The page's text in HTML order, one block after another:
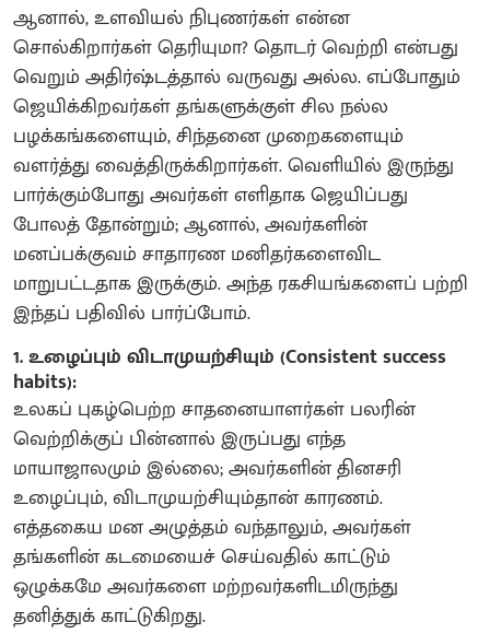
ஆனால், உளவியல் நிபுணர்கள் என்ன
சொல்கிறார்கள் தெரியுமா? தொடர் வெற்றி என்பது
வெறும் அதிர்ஷ்டத்தால் வருவது அல்ல. எப்போதும்
ஜெயிக்கிறவர்கள் தங்களுக்குள் சில நல்ல
பழக்கங்களையும், சிந்தனை முறைகளையும்
வளர்த்து வைத்திருக்கிறார்கள். வெளியில் இருந்து
பார்க்கும்போது அவர்கள் எளிதாக ஜெயிப்பது
போலத் தோன்றும்; ஆனால், அவர்களின்
மனப்பக்குவம் சாதாரண மனிதர்களைவிட
மாறுபட்டதாக இருக்கும். அந்த ரகசியங்களைப் பற்றி
இந்தப் பதிவில் பார்ப்போம்.
1. உழைப்பும் விடாமுயற்சியும் (Consistent success
habits):
உலகப் புகழ்பெற்ற சாதனையாளர்கள் பலரின்
வெற்றிக்குப் பின்னால் இருப்பது எந்த
மாயாஜாலமும் இல்லை; அவர்களின் தினசரி
உழைப்பும், விடாமுயற்சியும்தான் காரணம்.
எத்தகைய மன அழுத்தம் வந்தாலும், அவர்கள்
தங்களின் கடமையைச் செய்வதில் காட்டும்
ஒழுக்கமே அவர்களை மற்றவர்களிடமிருந்து
தனித்துக் காட்டுகிறது.